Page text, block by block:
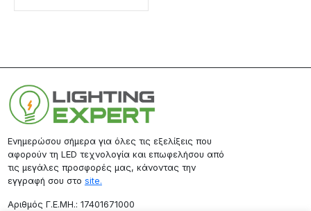
Ενημερώσου σήμερα για όλες τις εξελίξεις που
αφορούν τη LED τεχνολογία και επωφελήσου από
τις μεγάλες προσφορές μας, κάνοντας την
εγγραφή σου στο site.
Aριθμός Γ.Ε.ΜΗ.: 17401671000